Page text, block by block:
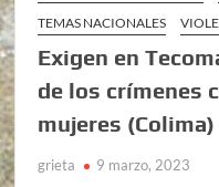
TEMAS NACIONALES
Exigen en
de los crímenes
mujeres (Colima)
grieta 9 marzo, 2023